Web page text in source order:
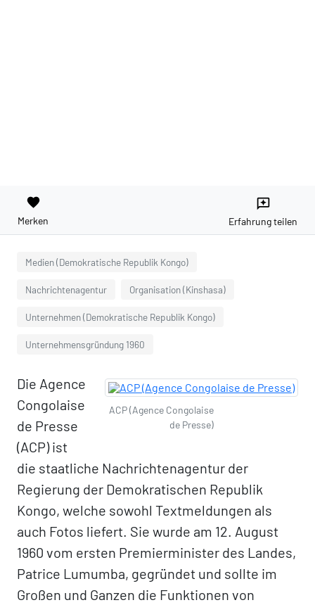
favorite
Merken
reviews
Erfahrung teilen
Medien (Demokratische Republik Kongo)
Nachrichtenagentur Organisation (Kinshasa)
Unternehmen (Demokratische Republik Kongo)
Unternehmensgründung 1960
ACP (Agence Congolaise
de Presse)
Die Agence
Congolaise
de Presse
(ACP) ist
die staatliche Nachrichtenagentur der
Regierung der Demokratischen Republik
Kongo, welche sowohl Textmeldungen als
auch Fotos liefert. Sie wurde am 12. August
1960 vom ersten Premierminister des Landes,
Patrice Lumumba, gegründet und sollte im
Großen und Ganzen die Funktionen von